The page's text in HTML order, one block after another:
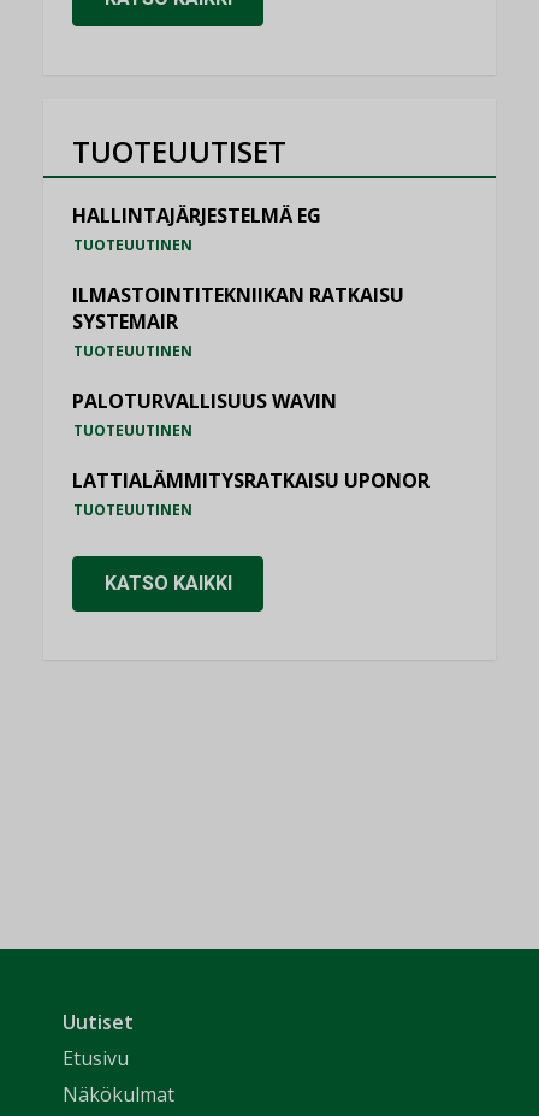
TUOTEUUTISET
HALLINTAJÄRJESTELMÄ EG
TUOTEUUTINEN
ILMASTOINTITEKNIIKAN RATKAISU
SYSTEMAIR
TUOTEUUTINEN
PALOTURVALLISUUS WAVIN
TUOTEUUTINEN
LATTIALÄMMITYSRATKAISU UPONOR
TUOTEUUTINEN
KATSO KAIKKI
Uutiset
Etusivu
Näkökulmat